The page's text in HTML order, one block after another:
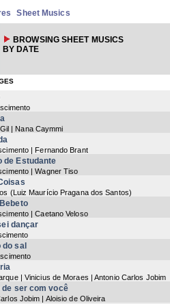
Sheet Musics
BROWSING SHEET MUSICS
BY DATE
| Nana Caymmi
| Fernando Brant
de Estudante
| Wagner Tiso
(Luiz Maurício Pragana dos Santos)
| Caetano Veloso
dançar
do sal
| Vinicius de Moraes | Antonio Carlos Jobim
de ser com você
Jobim | Aloisio de Oliveira